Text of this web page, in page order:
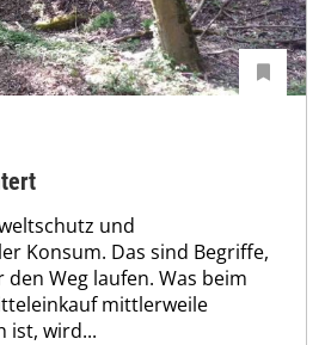
und
Konsum. Das sind Begriffe,
Weg laufen. Was beim
mittlerweile
ist, wird...